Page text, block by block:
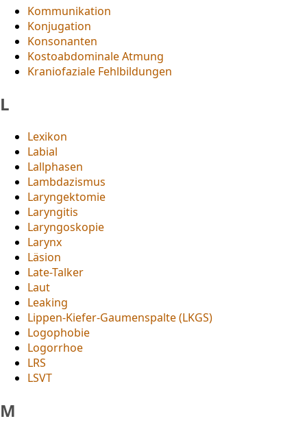
Kommunikation
Konjugation
Konsonanten
Kostoabdominale Atmung
Kraniofaziale Fehlbildungen
L
Lexikon
Labial
Lallphasen
Lambdazismus
Laryngektomie
Laryngitis
Laryngoskopie
Larynx
Läsion
Late-Talker
Laut
Leaking
Lippen-Kiefer-Gaumenspalte (LKGS)
Logophobie
Logorrhoe
LRS
LSVT
M